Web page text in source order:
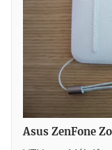
Asus ZenFone